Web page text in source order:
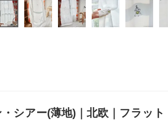
シアー(薄地)｜北欧｜フラット